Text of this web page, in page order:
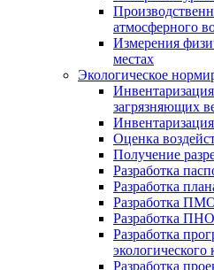
атмосферного
Измерения
местах
Экологическое
загрязняющих
Оценка
Получение
Разработка
Разработка
Разработка
Разработка
Разработка
экологического
Разработка